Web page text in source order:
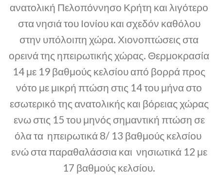
ανατολική Πελοπόννησο Κρήτη και λιγότερο
στα νησιά του Ιονίου και σχεδόν καθόλου
στην υπόλοιπη χώρα. Χιονοπτώσεις στα
ορεινά της ηπειρωτικής χώρας. Θερμοκρασία
14 με 19 βαθμούς κελσίου από βορρά προς
νότο με μικρή πτώση στις 14 του μήνα στο
εσωτερικό της ανατολικής και βόρειας χώρας
ενω στις 15 του μηνός σημαντική πτώση σε
όλα τα ηπειρωτικά 8/ 13 βαθμούς κελσίου
ενώ στα παραθαλάσσια και νησιωτικά 12 με
17 βαθμούς κελσίου.